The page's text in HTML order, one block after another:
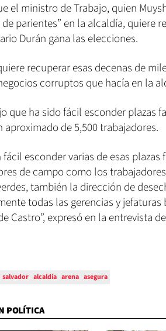
el ministro de Trabajo, quien
parientes” en la alcaldía, quiere
Durán gana las elecciones.
recuperar esas decenas de
corruptos que hacía en la
que ha sido fácil esconder plazas
aproximado de 5,500 trabajadores.
fácil esconder varias de esas
de campo como los
también la dirección de
todas las gerencias y
Castro”, expresó en la entrevista
salvador alcaldía arena asegura
POLÍTICA